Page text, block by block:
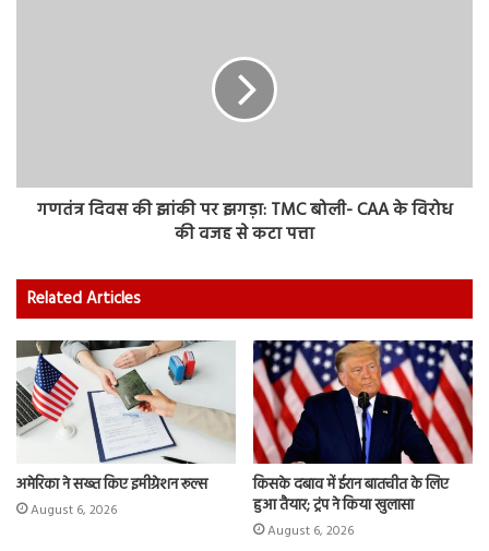
गणतंत्र दिवस की झांकी पर झगड़ा: TMC बोली- CAA के विरोध
की वजह से कटा पत्ता
Related Articles
अमेरिका ने सख्त किए इमीग्रेशन रूल्स
August 6, 2026
किसके दबाव में ईरान बातचीत के लिए
हुआ तैयार; ट्रंप ने किया खुलासा
August 6, 2026